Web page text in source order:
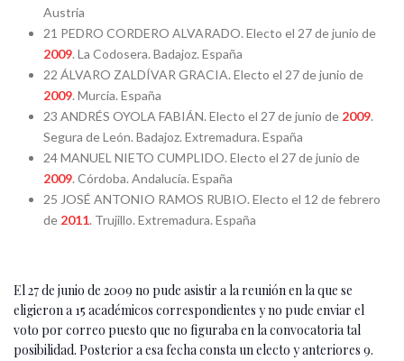
Austria
21 PEDRO CORDERO ALVARADO. Electo el 27 de junio de
2009. La Codosera. Badajoz. España
22 ÁLVARO ZALDÍVAR GRACIA. Electo el 27 de junio de
2009. Murcia. España
23 ANDRÉS OYOLA FABIÁN. Electo el 27 de junio de 2009.
Segura de León. Badajoz. Extremadura. España
24 MANUEL NIETO CUMPLIDO. Electo el 27 de junio de
2009. Córdoba. Andalucía. España
25 JOSÉ ANTONIO RAMOS RUBIO. Electo el 12 de febrero
de 2011. Trujillo. Extremadura. España
El 27 de junio de 2009 no pude asistir a la reunión en la que se
eligieron a 15 académicos correspondientes y no pude enviar el
voto por correo puesto que no figuraba en la convocatoria tal
posibilidad. Posterior a esa fecha consta un electo y anteriores 9.